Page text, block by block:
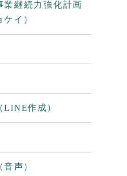
業継続力強化計画
ケイ）
LINE作成）
声）